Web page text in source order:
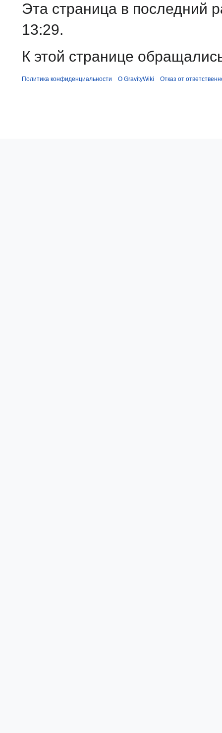
Эта страница в последний
13:29.
К этой странице
Политика конфиденциальности О GravityWiki Отказ от